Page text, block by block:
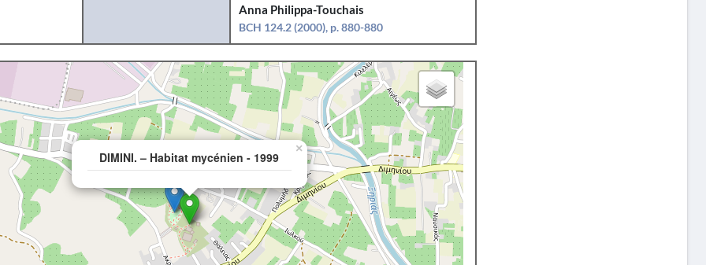
Anna Philippa-Touchais
BCH 124.2 (2000), p. 880-880
DIMINI. – Habitat mycénien - 1999
×